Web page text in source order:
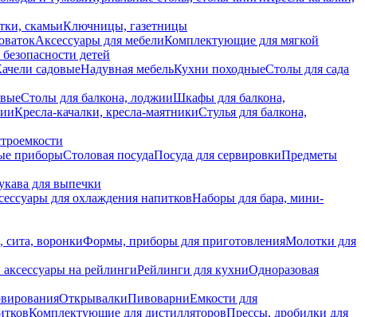
скамьиКлючницы, газетницы
Аксессуары для мебелиКомплектующие для мягкой
детей
садовыеНадувная мебельКухни походныеСтолы для сада
Столы для балкона, лоджииШкафы для балкона,
Кресла-качалки, кресла-маятникиСтулья для балкона,
приборыСтоловая посудаПосуда для сервировкиПредметы
для выпечки
для охлаждения напитковНаборы для бара, мини-
сита, воронкиФормы, приборы для приготовленияМолотки для
на рейлингиРейлинги для кухниОдноразовая
ОткрывалкиПивоварниЕмкости для
Комплектующие для дистилляторовПрессы, дробилки для